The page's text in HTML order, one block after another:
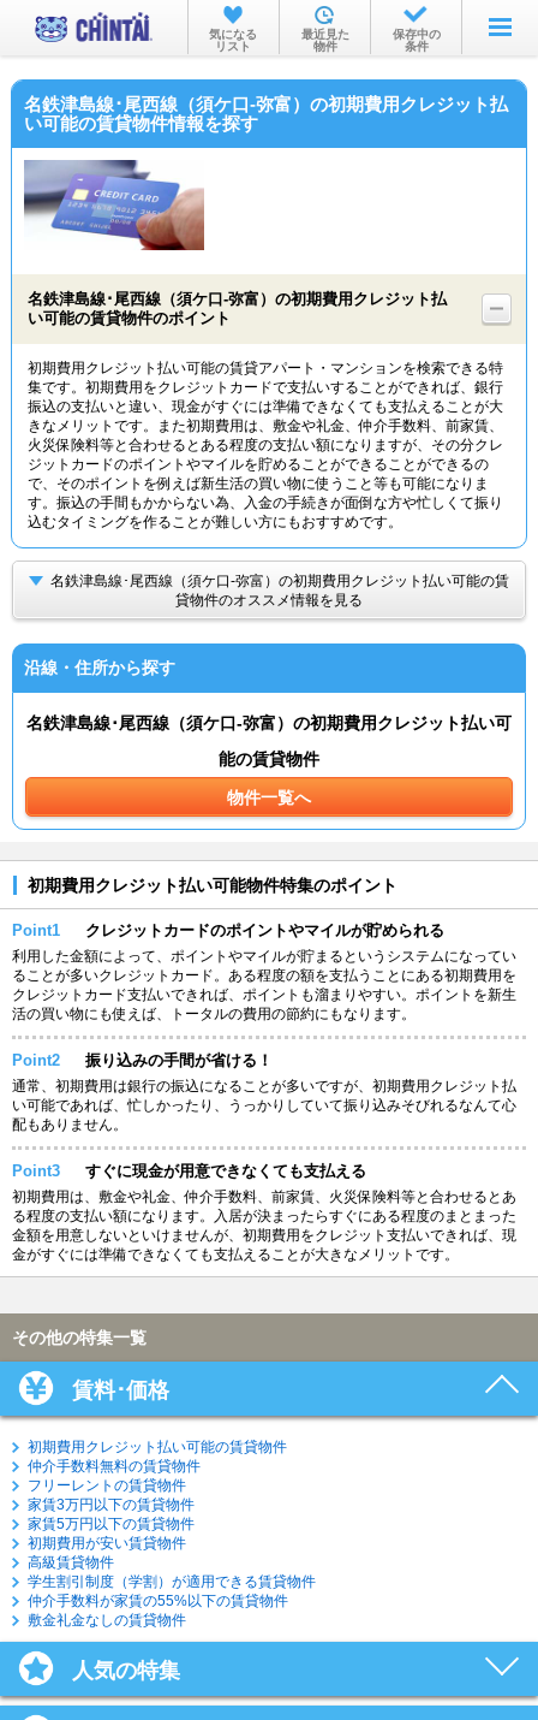
お部屋を探す
沿線・駅から
住所から
不動産会社から
気になる
リスト
最近見た
物件
保存中の
条件
名鉄津島線･尾西線（須ケ口-弥富）の初期費用クレジット払
い可能の賃貸物件情報を探す
名鉄津島線･尾西線（須ケ口-弥富）の初期費用クレジット払
い可能の賃貸物件のポイント
初期費用クレジット払い可能の賃貸アパート・マンションを検索できる特
集です。初期費用をクレジットカードで支払いすることができれば、銀行
振込の支払いと違い、現金がすぐには準備できなくても支払えることが大
きなメリットです。また初期費用は、敷金や礼金、仲介手数料、前家賃、
火災保険料等と合わせるとある程度の支払い額になりますが、その分クレ
ジットカードのポイントやマイルを貯めることができることができるの
で、そのポイントを例えば新生活の買い物に使うこと等も可能になりま
す。振込の手間もかからない為、入金の手続きが面倒な方や忙しくて振り
込むタイミングを作ることが難しい方にもおすすめです。
名鉄津島線･尾西線（須ケ口-弥富）の初期費用クレジット払い可能の賃
貸物件のオススメ情報を見る
沿線・住所から探す
名鉄津島線･尾西線（須ケ口-弥富）の初期費用クレジット払い可
能の賃貸物件
物件一覧へ
初期費用クレジット払い可能物件特集のポイント
Point1 クレジットカードのポイントやマイルが貯められる
利用した金額によって、ポイントやマイルが貯まるというシステムになってい
ることが多いクレジットカード。ある程度の額を支払うことにある初期費用を
クレジットカード支払いできれば、ポイントも溜まりやすい。ポイントを新生
活の買い物にも使えば、トータルの費用の節約にもなります。
Point2 振り込みの手間が省ける！
通常、初期費用は銀行の振込になることが多いですが、初期費用クレジット払
い可能であれば、忙しかったり、うっかりしていて振り込みそびれるなんて心
配もありません。
Point3 すぐに現金が用意できなくても支払える
初期費用は、敷金や礼金、仲介手数料、前家賃、火災保険料等と合わせるとあ
る程度の支払い額になります。入居が決まったらすぐにある程度のまとまった
金額を用意しないといけませんが、初期費用をクレジット支払いできれば、現
金がすぐには準備できなくても支払えることが大きなメリットです。
その他の特集一覧
賃料･価格
初期費用クレジット払い可能の賃貸物件
仲介手数料無料の賃貸物件
フリーレントの賃貸物件
家賃3万円以下の賃貸物件
家賃5万円以下の賃貸物件
初期費用が安い賃貸物件
高級賃貸物件
学生割引制度（学割）が適用できる賃貸物件
仲介手数料が家賃の55%以下の賃貸物件
敷金礼金なしの賃貸物件
人気の特集